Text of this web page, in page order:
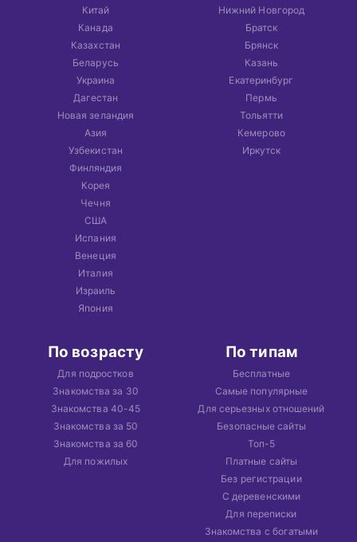
Китай
Канада
Казахстан
Беларусь
Украина
Дагестан
Новая зеландия
Азия
Узбекистан
Финляндия
Корея
Чечня
США
Испания
Венеция
Италия
Израиль
Япония
Нижний Новгород
Братск
Брянск
Казань
Екатеринбург
Пермь
Тольятти
Кемерово
Иркутск
По возрасту
Для подростков
Знакомства за 30
Знакомства 40-45
Знакомства за 50
Знакомства за 60
Для пожилых
По типам
Бесплатные
Самые популярные
Для серьезных отношений
Безопасные сайты
Топ-5
Платные сайты
Без регистрации
С деревенскими
Для переписки
Знакомства с богатыми